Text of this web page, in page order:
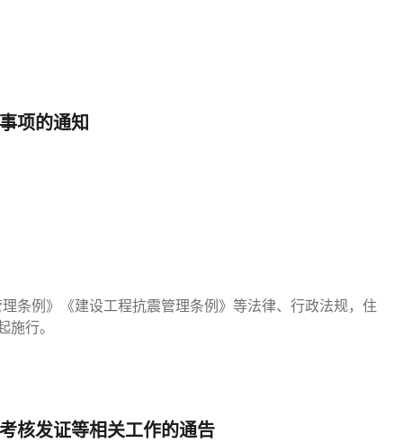
项的通知
条例》《建设工程抗震管理条例》等法律、行政法规，住
行。
核发证等相关工作的通告